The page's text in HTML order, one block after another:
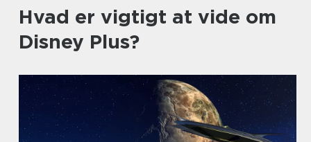
Hvad er vigtigt at vide om
Disney Plus?